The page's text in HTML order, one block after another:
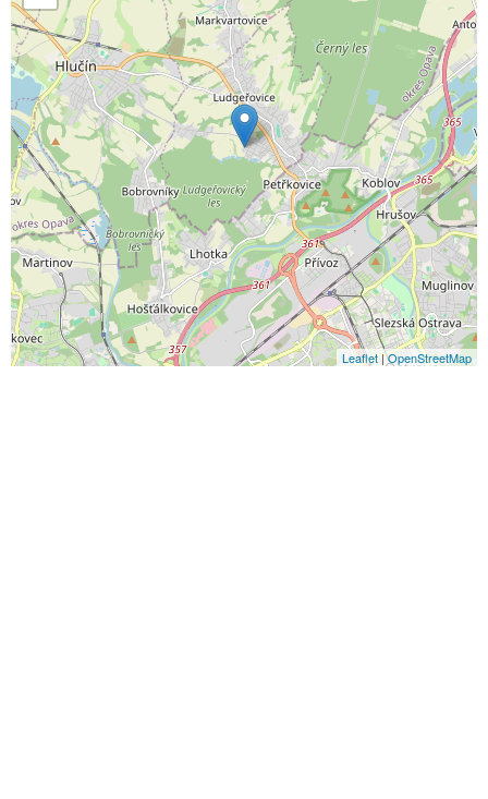
Leaflet|OpenStreetMap